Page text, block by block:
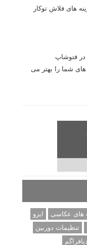
های فلاش توکار
شما را بهتر می
های عکاسی
ایزو
تنظیمات دوربین